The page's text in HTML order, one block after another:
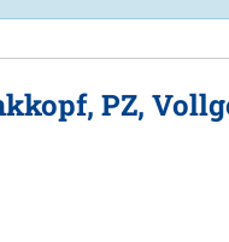
PZ,